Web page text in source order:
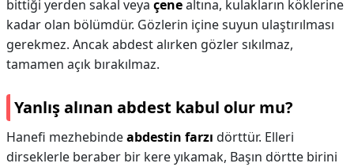
bittiği yerden sakal veya çenealtına, kulakların köklerine
kadar olan bölümdür. Gözlerin içine suyun ulaştırılması
gerekmez. Ancak abdest alırken gözler sıkılmaz,
tamamen açık bırakılmaz.
Yanlış alınan abdest kabul olur mu?
Hanefi mezhebindeabdestin farzı dörttür. Elleri
dirseklerle beraber bir kere yıkamak, Başın dörtte birini